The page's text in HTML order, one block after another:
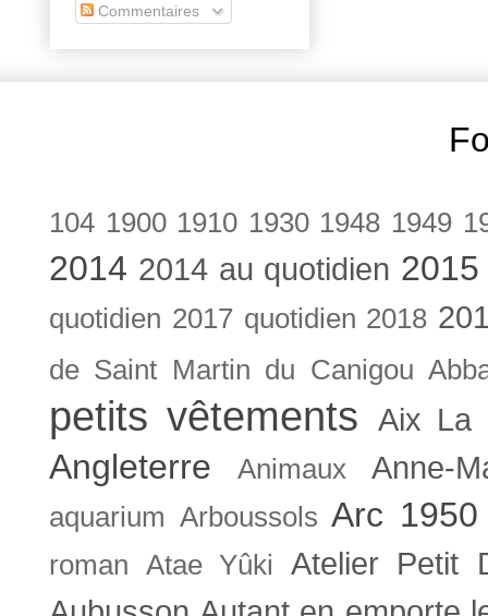
Commentaires
104 1900 1910 1930 1948 1949
2014 2014 au quotidien
quotidien 2017 quotidien 2018
de Saint Martin du Canigou
petits vêtements Aix La
Angleterre Animaux Anne-
aquarium Arboussols Arc 1950
roman Atae Yûki
Atelier Petit